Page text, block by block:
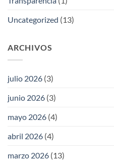
Uncategorized (13)
ARCHIVOS
julio 2026 (3)
junio 2026 (3)
mayo 2026 (4)
abril 2026 (4)
marzo 2026 (13)